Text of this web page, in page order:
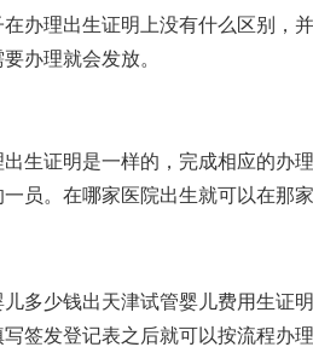
办理出生证明上没有什么区别，
办理就会发放。
生证明是一样的，完成相应的办
员。在哪家医院出生就可以在那
儿多少钱出天津试管婴儿费用生证
签发登记表之后就可以按流程办